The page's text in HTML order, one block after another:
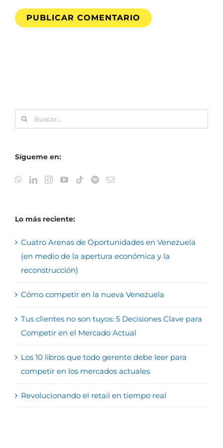
Buscar:
Sígueme en:
Lo más reciente:
Cuatro Arenas de Oportunidades en Venezuela
(en medio de la apertura económica y la
reconstrucción)
Cómo competir en la nueva Venezuela
Tus clientes no son tuyos: 5 Decisiones Clave para
Competir en el Mercado Actual
Los 10 libros que todo gerente debe leer para
competir en los mercados actuales
Revolucionando el retail en tiempo real